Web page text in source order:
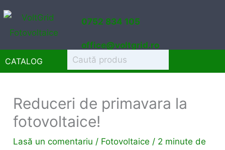
conținut
0752 834 105
office@voltgrid.ro
CATALOG
Reduceri de primavara la
fotovoltaice!
Lasă un comentariu / Fotovoltaice / 2 minute de